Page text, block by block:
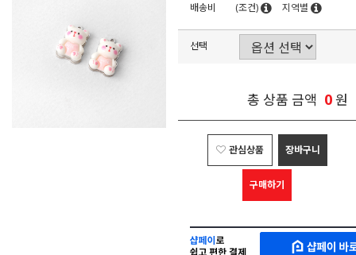
배송비
(조건) 지역별
선택
총 상품 금액 0원
관심상품 장바구니
구매하기
MAKESHOP
페